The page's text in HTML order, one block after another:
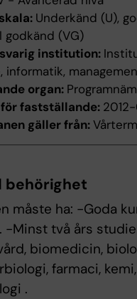
Underkänd (U),
godkänd (VG)
institution:
informatik,
organ:
fastställande: 2012-
gäller från:
behörighet
måste ha: -Goda
-Minst två års
biomedicin,
farmaci,
.